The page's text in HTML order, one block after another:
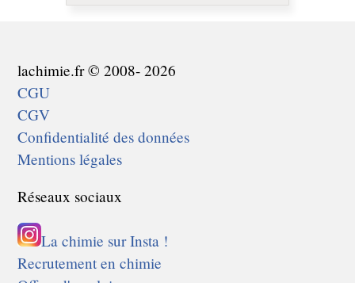
lachimie.fr © 2008- 2026
CGU
CGV
Confidentialité des données
Mentions légales
Réseaux sociaux
La chimie sur Insta !
Recrutement en chimie